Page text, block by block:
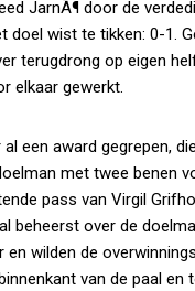
JarnÃ¶ door de
doel wist te tikken: 0-1.
terugdrong op eigen
elkaar gewerkt.
een award gegrepen,
met twee benen
pass van Virgil
beheerst over de
wilden de
van de paal